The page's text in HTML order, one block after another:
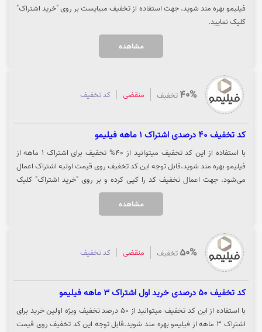
فیلیمو بهره مند شوید. جهت استفاده از تخفیف میبایست بر روی "خرید اشتراک"
کلیک نمایید.
مشاهده
40% تخفیف منقضی کد تخفیف
کد تخفیف 40 درصدی اشتراک 1 ماهه فیلیمو
با استفاده از این کد تخفیف میتوانید از 40% تخفیف برای اشتراک 1 ماهه از
فیلیمو بهره مند شوید.قابل توجه این کد تخفیف روی قیمت اولیه اشتراک اعمال
می‌شود. جهت اعمال تخفیف کد را کپی کرده و بر روی "خرید اشتراک" کلیک
مشاهده
50% تخفیف منقضی کد تخفیف
كد تخفيف 50 درصدی خرید اول اشتراک 3 ماهه فیلیمو
با استفاده از این کد تخفیف میتوانید از 50 درصد تخفیف ویژه اولین خرید برای
اشتراک 3 ماهه از فیلیمو بهره مند شوید.قابل توجه این کد تخفیف روی قیمت